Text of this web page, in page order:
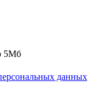
5Мб
данных